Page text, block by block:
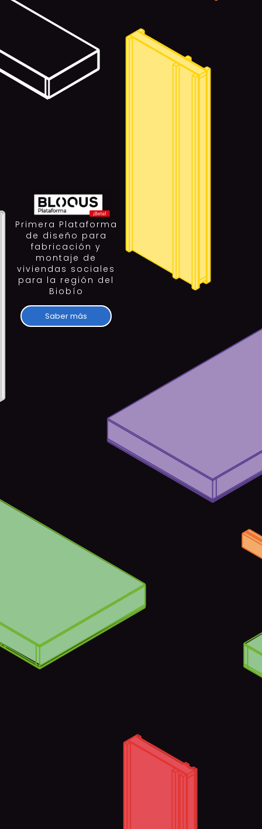
Primera Plataforma
de diseño para
fabricación y
montaje de
viviendas sociales
para la región del
Biobío
Saber más